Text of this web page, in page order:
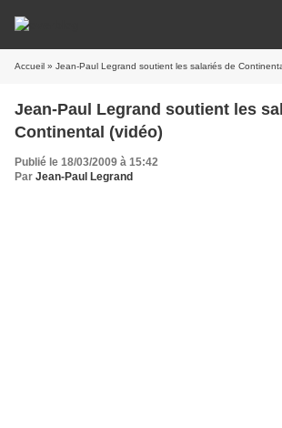
Accueil » Jean-Paul Legrand soutient les salariés de
Jean-Paul Legrand soutient les
Continental (vidéo)
Publié le 18/03/2009 à 15:42
Par Jean-Paul Legrand